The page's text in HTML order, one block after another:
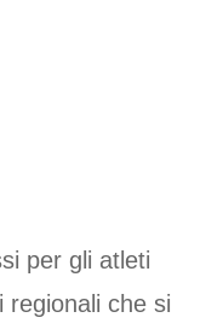
per gli atleti
regionali che si